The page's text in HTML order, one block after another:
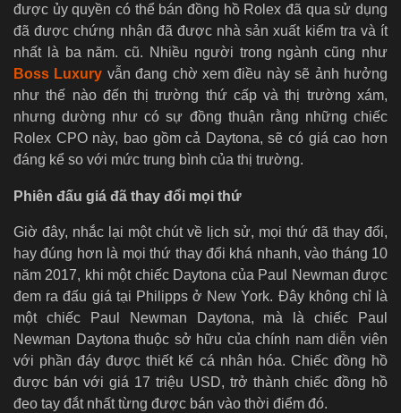
được ủy quyền có thể bán đồng hồ Rolex đã qua sử dụng
đã được chứng nhận đã được nhà sản xuất kiểm tra và ít
nhất là ba năm. cũ. Nhiều người trong ngành cũng như
Boss Luxury vẫn đang chờ xem điều này sẽ ảnh hưởng
như thế nào đến thị trường thứ cấp và thị trường xám,
nhưng dường như có sự đồng thuận rằng những chiếc
Rolex CPO này, bao gồm cả Daytona, sẽ có giá cao hơn
đáng kể so với mức trung bình của thị trường.
Phiên đấu giá đã thay đổi mọi thứ
Giờ đây, nhắc lại một chút về lịch sử, mọi thứ đã thay đổi,
hay đúng hơn là mọi thứ thay đổi khá nhanh, vào tháng 10
năm 2017, khi một chiếc Daytona của Paul Newman được
đem ra đấu giá tại Philipps ở New York. Đây không chỉ là
một chiếc Paul Newman Daytona, mà là chiếc Paul
Newman Daytona thuộc sở hữu của chính nam diễn viên
với phần đáy được thiết kế cá nhân hóa. Chiếc đồng hồ
được bán với giá 17 triệu USD, trở thành chiếc đồng hồ
đeo tay đắt nhất từng được bán vào thời điểm đó.